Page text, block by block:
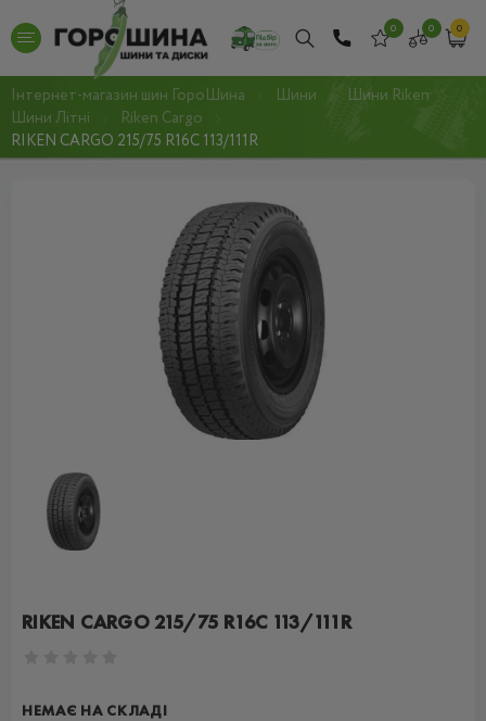
0 0 0
Інтернет-магазин шин ГороШина Шини
Шини Riken
Шини Літні
Riken Cargo
RIKEN CARGO 215/75 R16C 113/111R
RIKEN CARGO 215/75 R16C 113/111R
НЕМАЄ НА СКЛАДІ